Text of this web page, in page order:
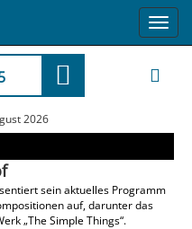
2026
sein aktuelles Programm
auf, darunter das
„The Simple Things“.